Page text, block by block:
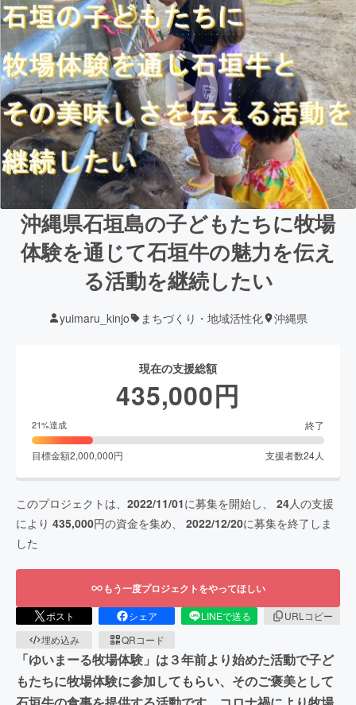
沖縄県石垣島の子どもたちに牧場
体験を通じて石垣牛の魅力を伝え
る活動を継続したい
yuimaru_kinjo まちづくり・地域活性化 沖縄県
現在の支援総額
435,000円
21%達成 終了
目標金額2,000,000円 支援者数24人
このプロジェクトは、 2022/11/01に募集を開始し、 24人の支援
により 435,000円の資金を集め、 2022/12/20に募集を終了しま
した
もう一度プロジェクトをやってほしい
ポスト シェア LINEで送る
URLコピー
埋め込み
QRコード
「ゆいまーる牧場体験」は３年前より始めた活動で子ど
もたちに牧場体験に参加してもらい、そのご褒美として